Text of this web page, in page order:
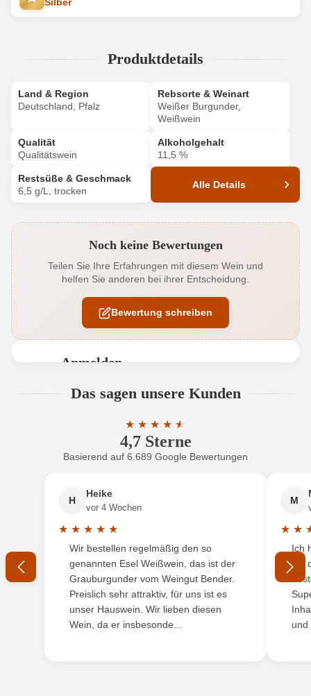
Produktdetails
Land & Region
Deutschland, Pfalz
Rebsorte & Weinart
Weißer Burgunder,
Weißwein
Qualität
Qualitätswein
Alkoholgehalt
11,5 %
Restsüße & Geschmack
6,5 g/L, trocken
Alle Details
Alkoholgehalt in % 11,5 %
Allergene Enthält Sulfite
Ausbau Edelstahltank
Inh. Alexa Sinn, Dudostrasse 51, 67435 Neustadt,
Deutschland
Land Deutschland
Passt zu Fisch
Qualitätswein
Noch keine Bewertungen
Teilen Sie Ihre Erfahrungen mit diesem Wein und
helfen Sie anderen bei ihrer Entscheidung.
Bewertung schreiben
Anmelden
Benutzern abgegeben werden. Bitte loggen Sie sich
Neuer Kunde? Neuer Kunde?
Ihre E-Mail-Adresse
Ihr Passwort
Ich habe mein Passwort vergessen
Das sagen unsere Kunden
4,7 Sterne
★ ★ ★ ★ ★
★
Durchschnittliche Bewertung von 4.7
Basierend auf 6.689 Google Bewertungen
H
Heike
vor 4 Wochen
★ ★ ★ ★ ★
Durchschnittliche Bewertung von 5 von 5 Sternen
Wir bestellen regelmäßig den so
genannten Esel Weißwein, das ist der
Grauburgunder vom Weingut Bender.
Preislich sehr attraktiv, für uns ist es
unser Hauswein. Wir lieben diesen
Wein, da er insbesonde...
M
★ ★
Ich
mit
und